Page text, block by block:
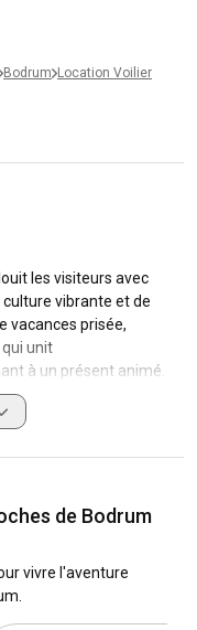
Bodrum Location Voilier
les visiteurs avec
vibrante et de
vacances prisée,
unit
à un présent animé.
de yachts à voile, attire
sereines, ses eaux
les
la voile à Bodrum
impérissable.
la semaine ou à
de voiliers à louer
privées et tout
de Bodrum
vivre l'aventure